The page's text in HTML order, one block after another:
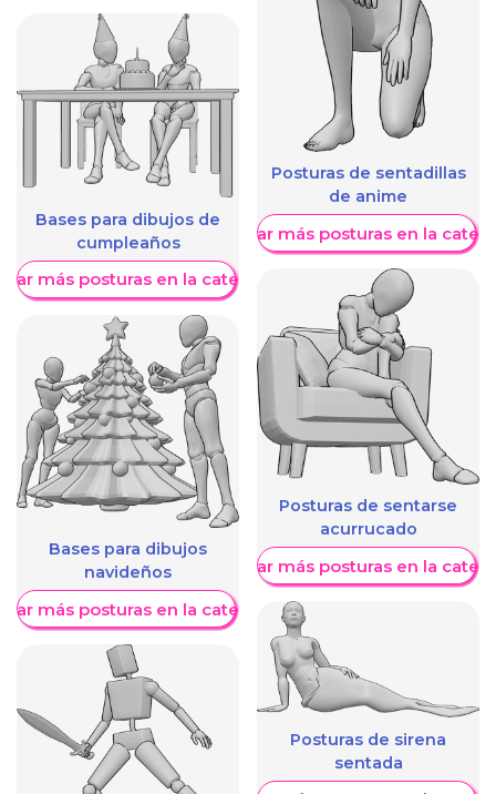
Bases para dibujos de
cumpleaños
más posturas en la categoría
Bases para dibujos
navideños
más posturas en la categoría
Posturas de sentadillas
de anime
Mostrar más posturas en la
Posturas de sentarse
acurrucado
Mostrar más posturas en la
Posturas de sirena
sentada